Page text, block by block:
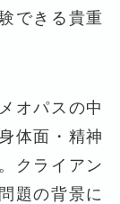
できる貴重
オパスの中
体面・精神
クライアン
題の背景に